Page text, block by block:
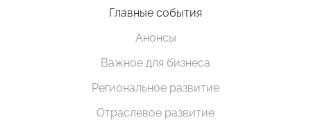
Главные события
Анонсы
Важное для бизнеса
Региональное развитие
Отраслевое развитие